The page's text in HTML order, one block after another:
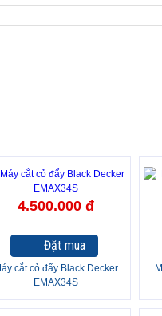
4.500.000 đ
Đặt mua
cắt cỏ đẩy Black Decker
EMAX34S